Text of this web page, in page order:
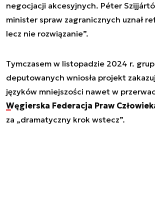
negocjacji akcesyjnych. Péter
minister spraw zagranicznych uznał
lecz nie rozwiązanie”.
Tymczasem w listopadzie 2024 r.
deputowanych wniosła projekt
języków mniejszości nawet w
Węgierska Federacja Praw
za „dramatyczny krok wstecz”.